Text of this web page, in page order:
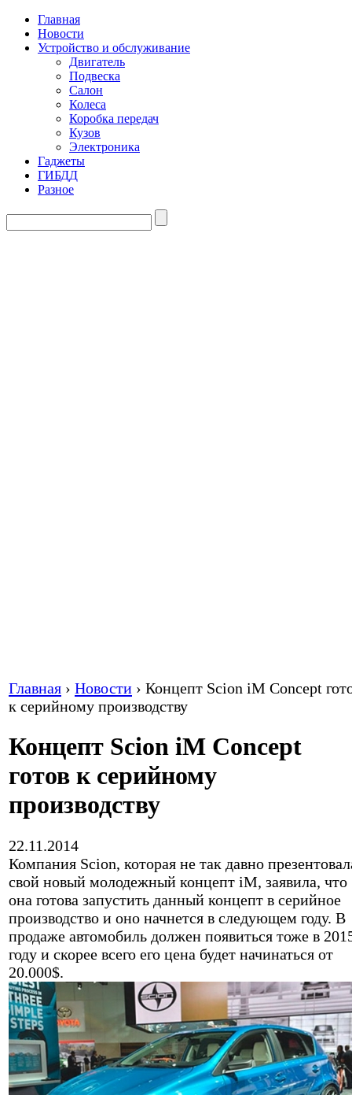
Главная
Новости
Устройство и обслуживание
Двигатель
Подвеска
Салон
Колеса
Коробка передач
Кузов
Электроника
Гаджеты
ГИБДД
Разное
Главная › Новости › Концепт Scion iM Concept
к серийному производству
Концепт Scion iM Concept
готов к серийному
производству
22.11.2014
Компания Scion, которая не так давно
свой новый молодежный концепт iM, заявила, что
она готова запустить данный концепт в серийное
производство и оно начнется в следующем году. В
продаже автомобиль должен появиться тоже в
году и скорее всего его цена будет начинаться от
20.000$.